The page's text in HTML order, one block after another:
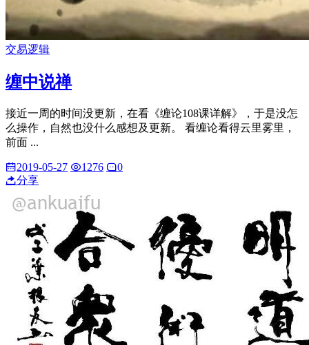
交易逻辑
缠中说禅
接近一周的时间没更新，在看《缠论108课详解》，于是没怎
么操作，自然也没什么感想及更新。 看缠论看得云里雾里，
前面 ...
2019-05-27 1276
0
分享